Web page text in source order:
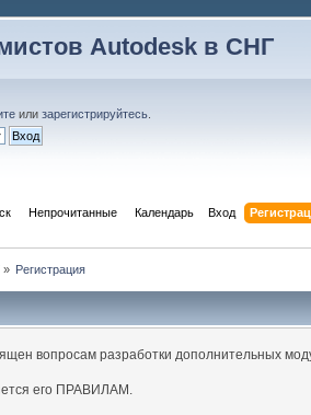
Autodesk в СНГ
илизарегистрируйтесь
Непрочитанные Календарь Вход
» Регистрация
вопросам разработки дополнительных
его ПРАВИЛАМ.